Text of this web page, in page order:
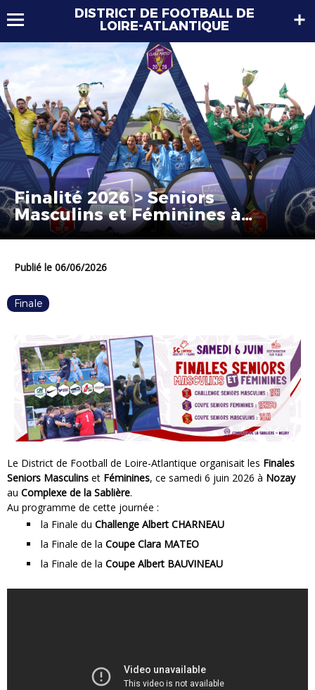
DISTRICT DE FOOTBALL DE
LOIRE-ATLANTIQUE
Finalité 2026 > Seniors
Masculins et Féminines à
Nozay
Publié le 06/06/2026
Finale
Le District de Football de Loire-Atlantique organisait les Finales
Seniors Masculins et Féminines, ce samedi 6 juin 2026 à Nozay
au Complexe de la Sablière.
Au programme de cette journée :
la Finale du Challenge Albert CHARNEAU
la Finale de la Coupe Clara MATEO
la Finale de la Coupe Albert BAUVINEAU